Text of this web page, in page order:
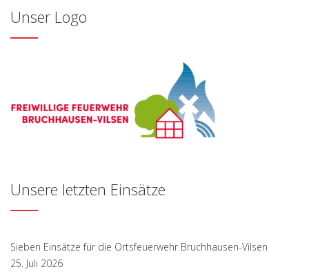
Unser Logo
Unsere letzten Einsätze
Sieben Einsätze für die Ortsfeuerwehr Bruchhausen-Vilsen
25. Juli 2026